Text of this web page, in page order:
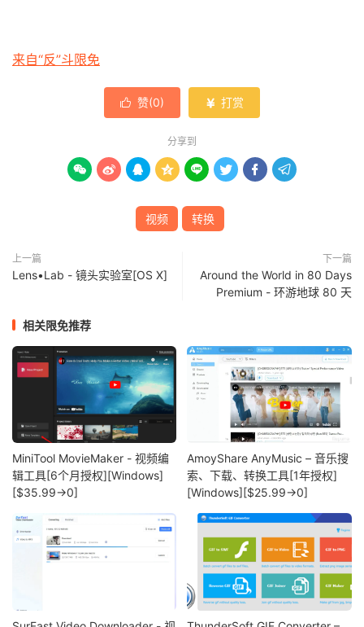
来自“反”斗限免
 赞(0)  打赏
分享到
       
视频 转换
上一篇
Lens•Lab - 镜头实验室[OS X]
下一篇
Around the World in 80 Days
Premium - 环游地球 80 天
相关限免推荐
MiniTool MovieMaker - 视频编
辑工具[6个月授权][Windows]
[$35.99→0]
AmoyShare AnyMusic – 音乐搜
索、下载、转换工具[1年授权]
[Windows][$25.99→0]